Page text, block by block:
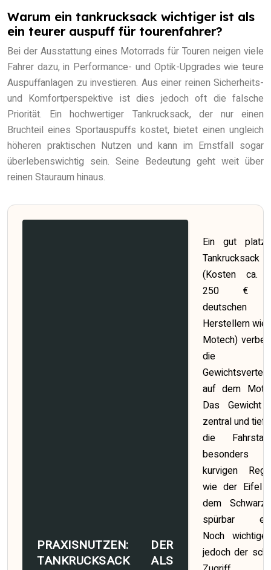
Warum ein tankrucksack wichtiger ist als
ein teurer auspuff für tourenfahrer?
Bei der Ausstattung eines Motorrads für Touren neigen viele
Fahrer dazu, in Performance- und Optik-Upgrades wie teure
Auspuffanlagen zu investieren. Aus einer reinen Sicherheits-
und Komfortperspektive ist dies jedoch oft die falsche
Priorität. Ein hochwertiger Tankrucksack, der nur einen
Bruchteil eines Sportauspuffs kostet, bietet einen ungleich
höheren praktischen Nutzen und kann im Ernstfall sogar
überlebenswichtig sein. Seine Bedeutung geht weit über
reinen Stauraum hinaus.
PRAXISNUTZEN: DER
TANKRUCKSACK ALS
Ein gut
Tankrucksack
(Kosten ca.
250 €
deutschen
Herstellern wie
Motech)
die
auf dem
Das Gewicht
zentral und tief,
die
kurvigen
wie der Eifel
dem
spürbar
Noch
jedoch der